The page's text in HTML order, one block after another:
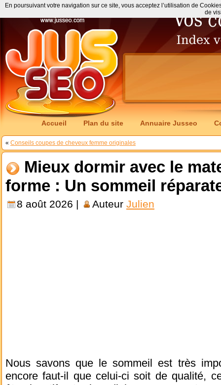
Accueil Plan du site Annuaire Jusseo
« Conseils coupes de cheveux femme originales
Mieux dormir avec le
forme : Un sommeil
8 août 2026 | Auteur Julien
Nous savons que le sommeil est très
encore faut-il que celui-ci soit de qualité,
En poursuivant votre navigation sur ce site, vous acceptez l’utilisation de
de